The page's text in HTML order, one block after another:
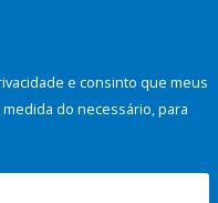
e consinto que meus
do necessário, para